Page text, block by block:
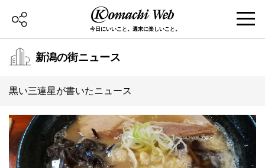
今日にいいこと。週末に楽しいこと。
新潟の街ニュース
黒い三連星が書いたニュース